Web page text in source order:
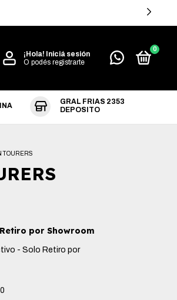
¡Hola! Iniciá sesión
O podés registrarte
0
GRAL FRIAS 2353
DEPOSITO
TOURERS
por Showroom
- Solo Retiro por